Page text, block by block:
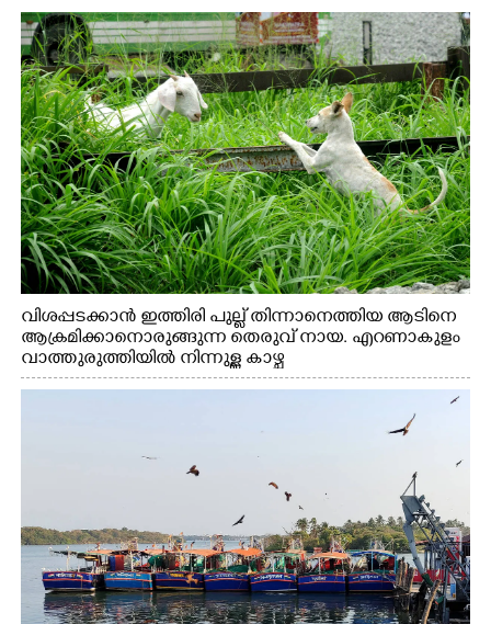
വിശപ്പടക്കാൻ ഇത്തിരി പുല്ല് തിന്നാനെത്തിയ ആടിനെ
ആക്രമിക്കാനൊരുങ്ങുന്ന തെരുവ് നായ. എറണാകുളം
വാത്തുരുത്തിയിൽ നിന്നുള്ള കാഴ്ച